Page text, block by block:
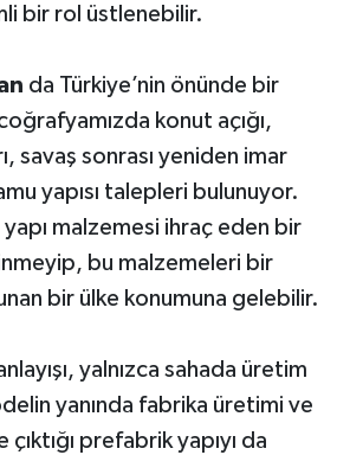
bir rol üstlenebilir.
da Türkiye’nin önünde bir
konut açığı,
savaş sonrası yeniden imar
yapısı talepleri bulunuyor.
yapı malzemesi ihraç eden bir
bu malzemeleri bir
bir ülke konumuna gelebilir.
yalnızca sahada üretim
yanında fabrika üretimi ve
çıktığı prefabrik yapıyı da